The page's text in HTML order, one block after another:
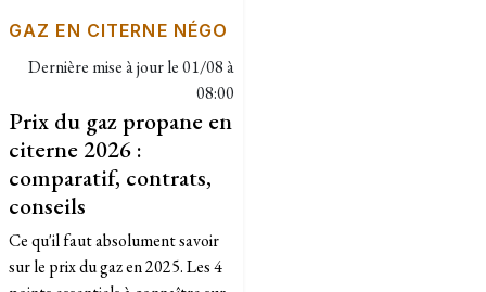
GAZ EN CITERNE NÉGO
Dernière mise à jour le01/08 à
08:00
Prix du gaz propane en
citerne 2026 :
comparatif, contrats,
conseils
Ce qu'il faut absolument savoir
sur le prix du gaz en 2025. Les 4